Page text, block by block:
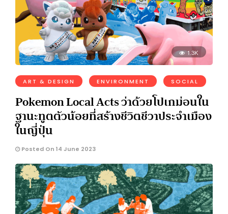
1.3K
ART & DESIGN ENVIRONMENT SOCIAL
Pokemon Local Acts ว่าด้วยโปเกม่อนใน
ฐานะทูตตัวน้อยที่สร้างชีวิตชีวาประจำเมือง
ในญี่ปุ่น
Posted On 14 June 2023